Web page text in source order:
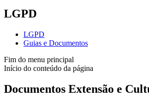
LGPD
LGPD
Guias e Documentos
Fim do menu principal
Início do conteúdo da página
Documentos Extensão e